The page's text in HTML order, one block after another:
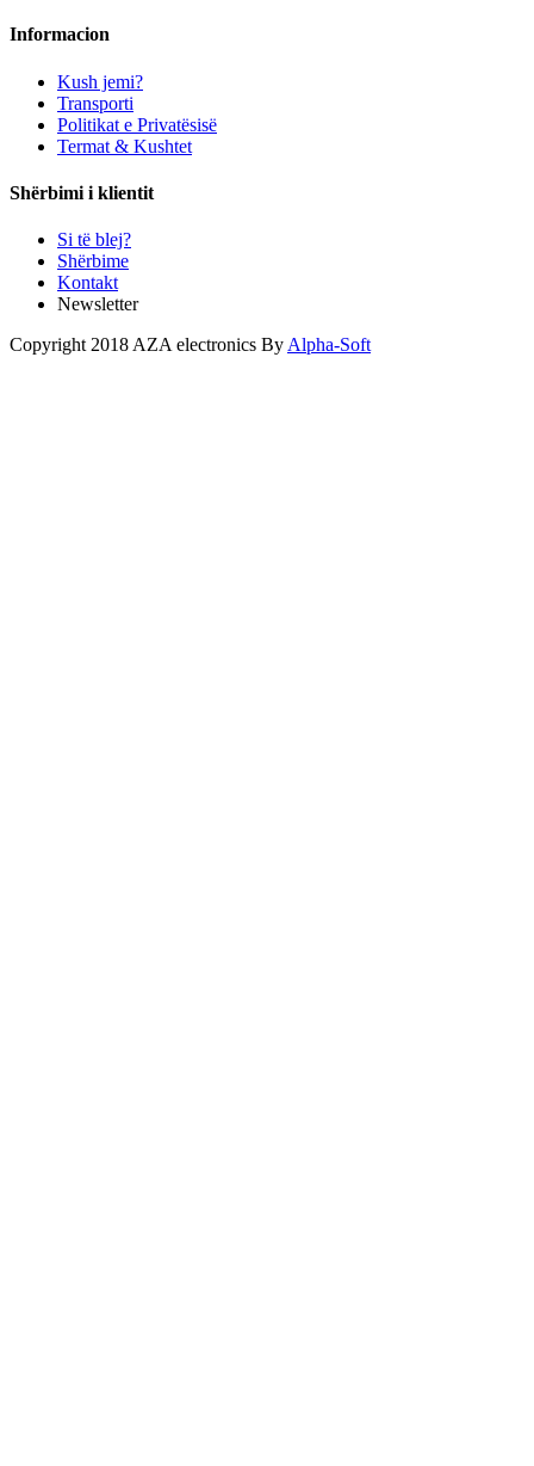
Informacion
Kush jemi?
Transporti
Politikat e Privatësisë
Termat & Kushtet
Shërbimi i klientit
Si të blej?
Shërbime
Kontakt
Newsletter
Copyright 2018 AZA electronics By Alpha-Soft